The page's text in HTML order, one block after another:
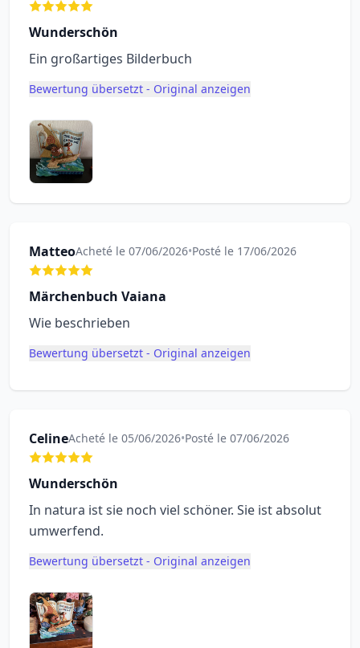
Wunderschön
Ein großartiges Bilderbuch
Bewertung übersetzt - Original anzeigen
MatteoAcheté le 07/06/2026•Posté le 17/06/2026
Märchenbuch Vaiana
Wie beschrieben
Bewertung übersetzt - Original anzeigen
CelineAcheté le 05/06/2026•Posté le 07/06/2026
Wunderschön
In natura ist sie noch viel schöner. Sie ist absolut
umwerfend.
Bewertung übersetzt - Original anzeigen